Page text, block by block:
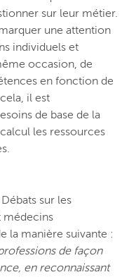
sur leur métier.
une attention
individuels et
occasion, de
en fonction de
il est
de base de la
les ressources
sur les
médecins
la manière suivante :
de façon
en reconnaissant